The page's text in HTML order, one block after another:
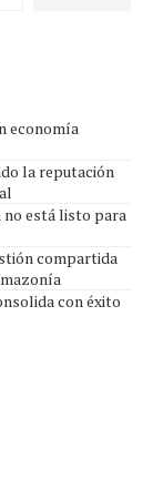
economía
la reputación
no está listo para
compartida
con éxito